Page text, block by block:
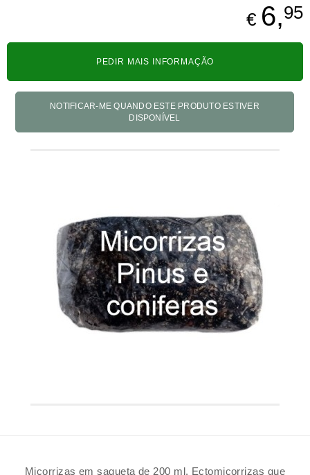
€ 6,95
PEDIR MAIS INFORMAÇÃO
Micorrizas em saqueta de 200 ml. Ectomicorrizas que